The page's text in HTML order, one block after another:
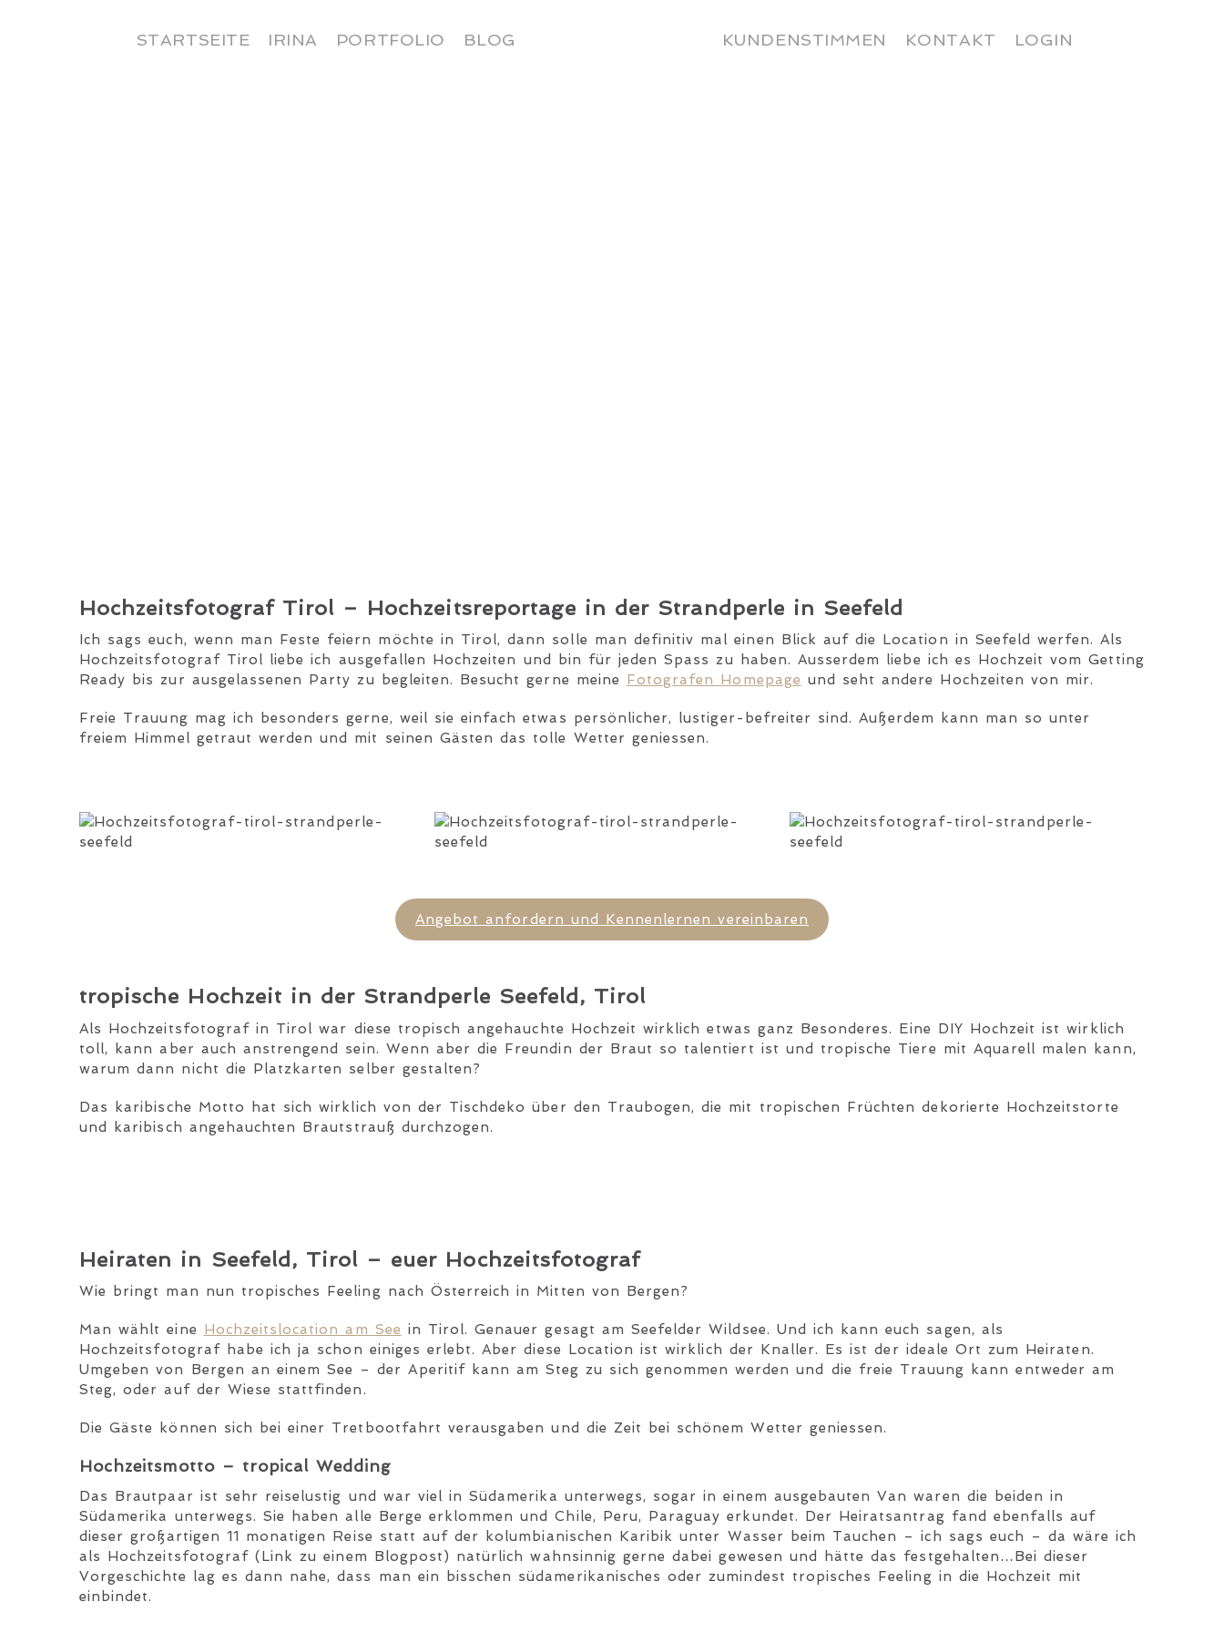
STARTSEITE IRINA PORTFOLIO BLOG KUNDENSTIMMEN KONTAKT LOGIN
Hochzeitsfotograf Tirol – Hochzeitsreportage in der Strandperle in Seefeld
Ich sags euch, wenn man Feste feiern möchte in Tirol, dann solle man definitiv mal einen Blick auf die Location in Seefeld werfen. Als
Hochzeitsfotograf Tirol liebe ich ausgefallen Hochzeiten und bin für jeden Spass zu haben. Ausserdem liebe ich es Hochzeit vom Getting
Ready bis zur ausgelassenen Party zu begleiten. Besucht gerne meine
Fotografen Homepage und seht andere Hochzeiten von mir.
Freie Trauung mag ich besonders gerne, weil sie einfach etwas persönlicher, lustiger-befreiter sind. Außerdem kann man so unter
freiem Himmel getraut werden und mit seinen Gästen das tolle Wetter geniessen.
Angebot anfordern und Kennenlernen vereinbaren
tropische Hochzeit in der Strandperle Seefeld, Tirol
Als Hochzeitsfotograf in Tirol war diese tropisch angehauchte Hochzeit wirklich etwas ganz Besonderes. Eine DIY Hochzeit ist wirklich
toll, kann aber auch anstrengend sein. Wenn aber die Freundin der Braut so talentiert ist und tropische Tiere mit Aquarell malen kann,
warum dann nicht die Platzkarten selber gestalten?
Das karibische Motto hat sich wirklich von der Tischdeko über den Traubogen, die mit tropischen Früchten dekorierte Hochzeitstorte
und karibisch angehauchten Brautstrauß durchzogen.
Heiraten in Seefeld, Tirol – euer Hochzeitsfotograf
Wie bringt man nun tropisches Feeling nach Österreich in Mitten von Bergen?
Man wählt eine Hochzeitslocation am See in Tirol. Genauer gesagt am Seefelder Wildsee. Und ich kann euch sagen, als
Hochzeitsfotograf habe ich ja schon einiges erlebt. Aber diese Location ist wirklich der Knaller. Es ist der ideale Ort zum Heiraten.
Umgeben von Bergen an einem See – der Aperitif kann am Steg zu sich genommen werden und die freie Trauung kann entweder am
Steg, oder auf der Wiese stattfinden.
Die Gäste können sich bei einer Tretbootfahrt verausgaben und die Zeit bei schönem Wetter geniessen.
Hochzeitsmotto – tropical Wedding
Das Brautpaar ist sehr reiselustig und war viel in Südamerika unterwegs, sogar in einem ausgebauten Van waren die beiden in
Südamerika unterwegs. Sie haben alle Berge erklommen und Chile, Peru, Paraguay erkundet. Der Heiratsantrag fand ebenfalls auf
dieser großartigen 11 monatigen Reise statt auf der kolumbianischen Karibik unter Wasser beim Tauchen – ich sags euch – da wäre ich
als Hochzeitsfotograf (Link zu einem Blogpost) natürlich wahnsinnig gerne dabei gewesen und hätte das festgehalten…Bei dieser
Vorgeschichte lag es dann nahe, dass man ein bisschen südamerikanisches oder zumindest tropisches Feeling in die Hochzeit mit
einbindet.